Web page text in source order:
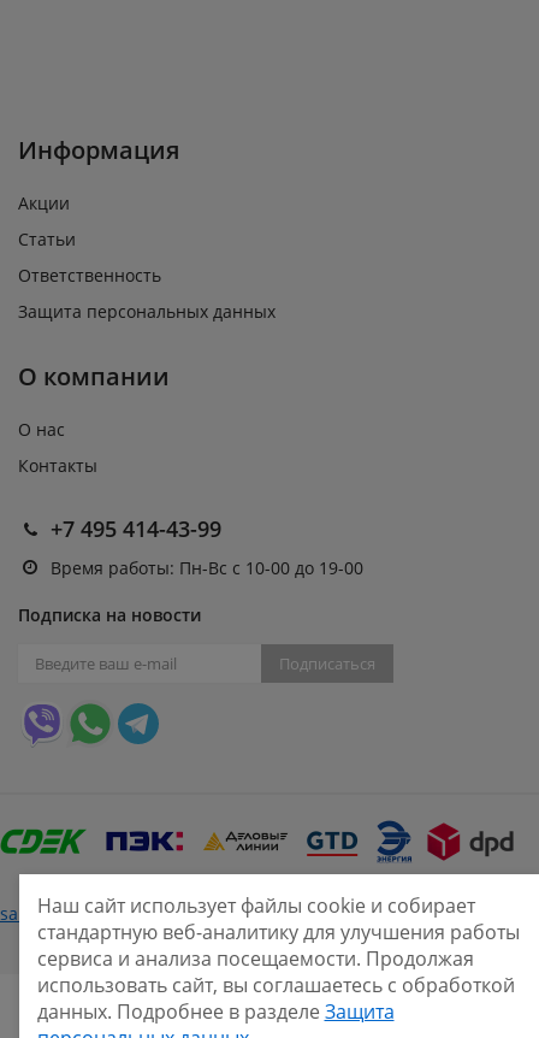
Информация
Акции
Статьи
Ответственность
Защита персональных данных
О компании
О нас
Контакты
+7 495 414-43-99
Время работы: Пн-Вс с 10-00 до 19-00
Подписка на новости
Подписаться
sale@smarine.shop 2026Нашли ошибку?
Наш сайт использует файлы cookie и собирает
стандартную веб-аналитику для улучшения работы
сервиса и анализа посещаемости. Продолжая
использовать сайт, вы соглашаетесь с обработкой
данных. Подробнее в разделе Защита